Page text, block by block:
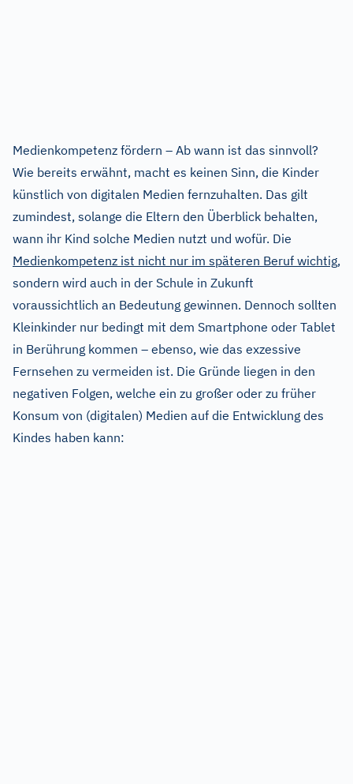
Medienkompetenz fördern – Ab wann ist das sinnvoll?
Wie bereits erwähnt, macht es keinen Sinn, die Kinder
künstlich von digitalen Medien fernzuhalten. Das gilt
zumindest, solange die Eltern den Überblick behalten,
wann ihr Kind solche Medien nutzt und wofür. Die
Medienkompetenz ist nicht nur im späteren Beruf wichtig,
sondern wird auch in der Schule in Zukunft
voraussichtlich an Bedeutung gewinnen. Dennoch sollten
Kleinkinder nur bedingt mit dem Smartphone oder Tablet
in Berührung kommen – ebenso, wie das exzessive
Fernsehen zu vermeiden ist. Die Gründe liegen in den
negativen Folgen, welche ein zu großer oder zu früher
Konsum von (digitalen) Medien auf die Entwicklung des
Kindes haben kann: